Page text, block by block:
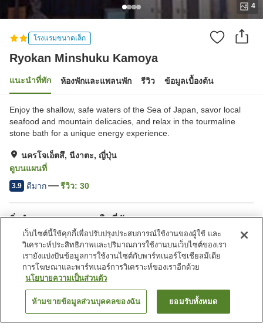
4
โรงแรมขนาดเล็ก
Ryokan Minshuku Kamoya
แนะนำที่พัก ห้องพักและแพลนพัก รีวิว ข้อมูลเบื้องต้น
Enjoy the shallow, safe waters of the Sea of Japan, savor local
seafood and mountain delicacies, and relax in the tourmaline
stone bath for a unique energy experience.
นครโจเอ็ตสึ, นีงาตะ, ญี่ปุ่น
ดูบนแผนที่
3.9 ดีมาก รีวิว: 30
สิ่งอำนวยความสะดวกในที่พัก
ที่จอดรถ
ห้องอาบน้ำใหญ่
บริการรับส่ง
บริการส่งสินค้า
หน้าแรก ญี่ปุ่น นีงาตะ
Ryokan Minshuku Kamoya
ค้นหาห้องพัก
เว็บไซต์นี้ใช้คุกกี้เพื่อปรับปรุงประสบการณ์ใช้งานของผู้ใช้ และ
วิเคราะห์ประสิทธิภาพและปริมาณการใช้งานบนเว็บไซต์ของเรา
เรายังแบ่งปันข้อมูลการใช้งานไซต์กับพาร์ทเนอร์โซเชียลมีเดีย
การโฆษณาและพาร์ทเนอร์การวิเคราะห์ของเราอีกด้วย
นโยบายความเป็นส่วนตัว
ห้ามขายข้อมูลส่วนบุคคลของฉัน ยอมรับทั้งหมด